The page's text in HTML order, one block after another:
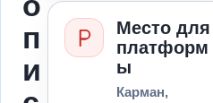
п
и
Место для
платформ
ы
Карман,